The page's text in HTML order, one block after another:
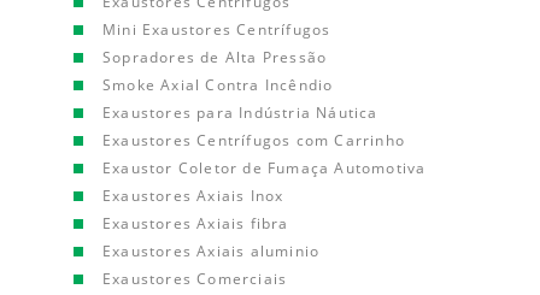
Mini Exaustores Centrífugos
Sopradores de Alta Pressão
Smoke Axial Contra Incêndio
Exaustores para Indústria Náutica
Exaustores Centrífugos com Carrinho
Exaustor Coletor de Fumaça Automotiva
Exaustores Axiais Inox
Exaustores Axiais fibra
Exaustores Axiais aluminio
Exaustores Comerciais